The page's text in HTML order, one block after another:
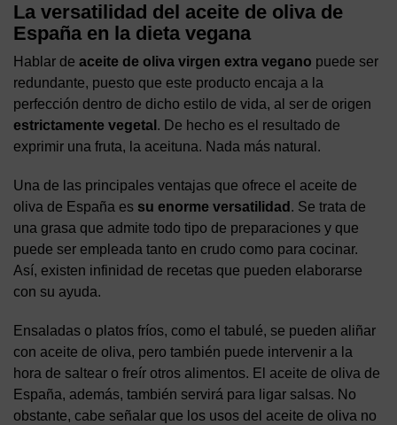
La versatilidad del aceite de oliva de
España en la dieta vegana
Hablar de aceite de oliva virgen extra vegano puede ser
redundante, puesto que este producto encaja a la
perfección dentro de dicho estilo de vida, al ser de origen
estrictamente vegetal . De hecho es el resultado de
exprimir una fruta, la aceituna. Nada más natural.
Una de las principales ventajas que ofrece el aceite de
oliva de España es su enorme versatilidad . Se trata de
una grasa que admite todo tipo de preparaciones y que
puede ser empleada tanto en crudo como para cocinar.
Así, existen infinidad de recetas que pueden elaborarse
con su ayuda.
Ensaladas o platos fríos, como el tabulé, se pueden aliñar
con aceite de oliva, pero también puede intervenir a la
hora de saltear o freír otros alimentos. El aceite de oliva de
España, además, también servirá para ligar salsas. No
obstante, cabe señalar que los usos del aceite de oliva no